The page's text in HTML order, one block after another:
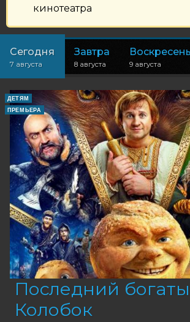
кинотеатра
Сегодня
7 августа
Завтра
8 августа 9 августа
ДЕТЯМ
ПРЕМЬЕРА
Последний
Колобок